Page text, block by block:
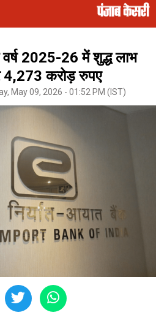
वर्ष 2025-26 में शुद्ध लाभ
करोड़ रुपए
May 09, 2026 - 01:52 PM (IST)